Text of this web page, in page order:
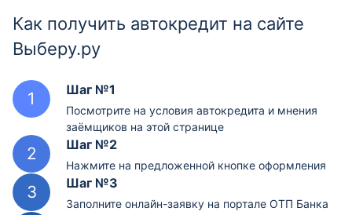
Как получить автокредит на сайте
Выберу.ру
Шаг №1
Посмотрите на условия автокредита и мнения
заёмщиков на этой странице
Шаг №2
Нажмите на предложенной кнопке оформления
Шаг №3
Заполните онлайн-заявку на портале ОТП Банка